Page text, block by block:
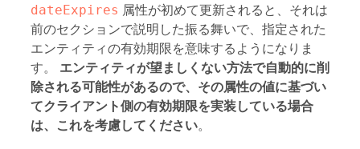
dateExpires 属性が初めて更新されると、それは
前のセクションで説明した振る舞いで、指定された
エンティティの有効期限を意味するようになりま
す。 エンティティが望ましくない方法で自動的に削
除される可能性があるので、その属性の値に基づい
てクライアント側の有効期限を実装している場合
は、これを考慮してください。